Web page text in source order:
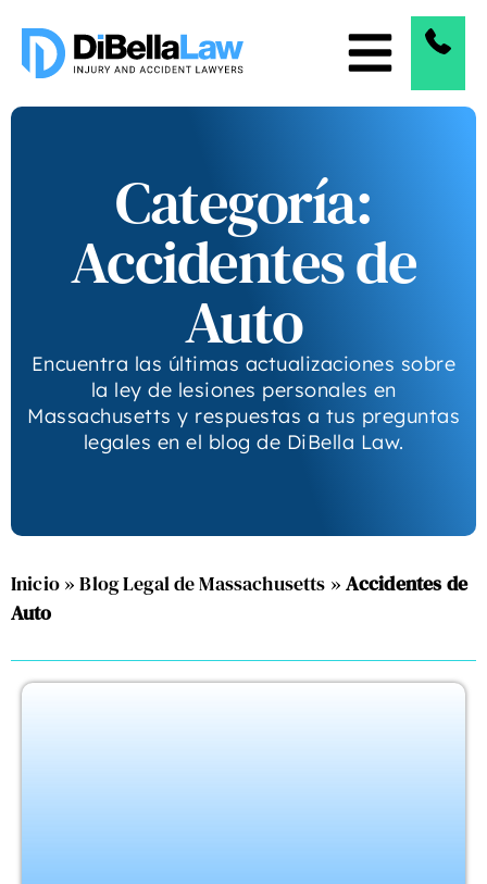
Categoría:
Accidentes de
Auto
Encuentra las últimas actualizaciones sobre
la ley de lesiones personales en
Massachusetts y respuestas a tus preguntas
legales en el blog de DiBella Law.
Inicio»Blog Legal de Massachusetts » Accidentes de
Auto